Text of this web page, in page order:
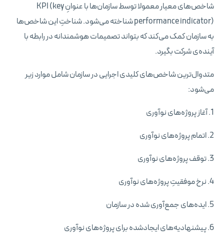
شاخص‌های معیار معمولا توسط سازمان‌ها با عنوانِ KPI (key
performance indicator) شناخته می‌شود. شناختِ این شاخص‌ها
به سازمان کمک می‌کند که بتواند تصمیمات هوشمندانه در رابطه با
آینده‌ی شرکت بگیرد.
متدوال‌ترین شاخص‌های کلیدی اجرایی در سازمان شامل موارد زیر
می‌شود:
1. آغاز پروژه‌های نوآوری
2. اتمام پروژه‌های نوآوری
3. توقف پروژه‌های نوآوری
4. نرخ موفقیتِ پروژه‌های نوآوری
5. ایده‌های جمع‌آوری شده در سازمان
6. پیشنهادیه‌های ایجادشده برای پروژه‌های نوآوری